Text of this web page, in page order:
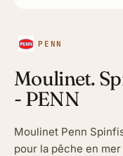
PENN
Moulinet.
- PENN
Moulinet Penn
pour la pêche en